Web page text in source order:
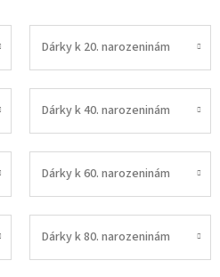
Dárky k 20. narozeninám
Dárky k 40. narozeninám
Dárky k 60. narozeninám
Dárky k 80. narozeninám